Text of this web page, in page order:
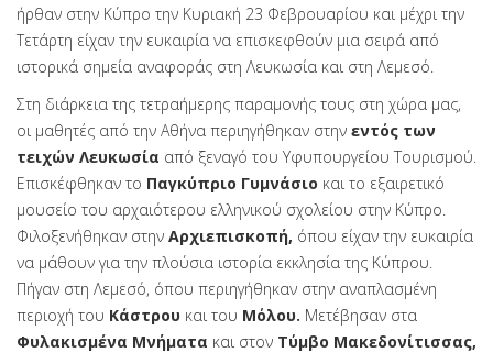
ήρθαν στην Κύπρο την Κυριακή 23 Φεβρουαρίου και μέχρι την
Τετάρτη είχαν την ευκαιρία να επισκεφθούν μια σειρά από
ιστορικά σημεία αναφοράς στη Λευκωσία και στη Λεμεσό.
Στη διάρκεια της τετραήμερης παραμονής τους στη χώρα μας,
οι μαθητές από την Αθήνα περιηγήθηκαν στην εντός των
τειχών Λευκωσία από ξεναγό του Υφυπουργείου Τουρισμού.
Επισκέφθηκαν το Παγκύπριο Γυμνάσιο και το εξαιρετικό
μουσείο του αρχαιότερου ελληνικού σχολείου στην Κύπρο.
Φιλοξενήθηκαν στην Αρχιεπισκοπή, όπου είχαν την ευκαιρία
να μάθουν για την πλούσια ιστορία εκκλησία της Κύπρου.
Πήγαν στη Λεμεσό, όπου περιηγήθηκαν στην αναπλασμένη
περιοχή του Κάστρου και του Μόλου. Μετέβησαν στα
Φυλακισμένα Μνήματα και στον Τύμβο Μακεδονίτισσας,